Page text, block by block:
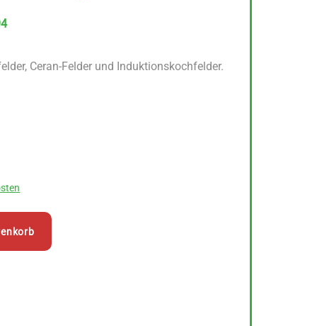
Ceran-Felder und Induktionskochfelder.